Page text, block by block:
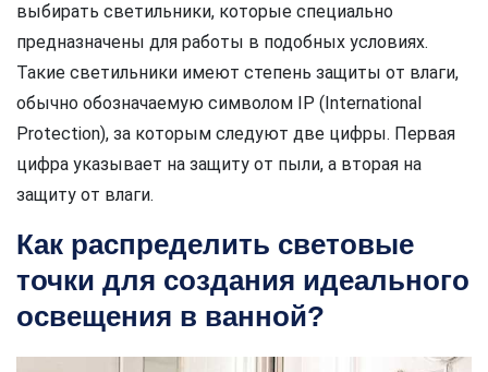
выбирать светильники, которые специально
предназначены для работы в подобных условиях.
Такие светильники имеют степень защиты от влаги,
обычно обозначаемую символом IP (International
Protection), за которым следуют две цифры. Первая
цифра указывает на защиту от пыли, а вторая на
защиту от влаги.
Как распределить световые
точки для создания идеального
освещения в ванной?